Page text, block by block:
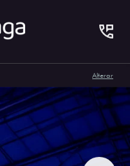
Alterar